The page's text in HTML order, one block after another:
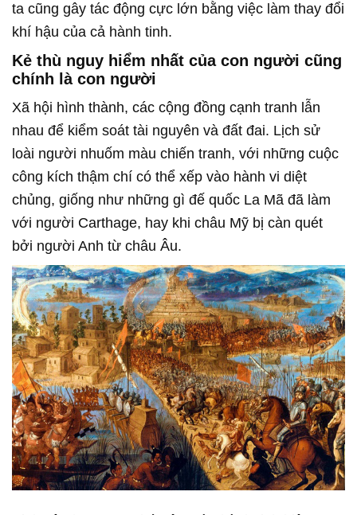
ta cũng gây tác động cực lớn bằng việc làm thay đổi
khí hậu của cả hành tinh.
Kẻ thù nguy hiểm nhất của con người cũng
chính là con người
Xã hội hình thành, các cộng đồng cạnh tranh lẫn
nhau để kiểm soát tài nguyên và đất đai. Lịch sử
loài người nhuốm màu chiến tranh, với những cuộc
công kích thậm chí có thể xếp vào hành vi diệt
chủng, giống như những gì đế quốc La Mã đã làm
với người Carthage, hay khi châu Mỹ bị càn quét
bởi người Anh từ châu Âu.